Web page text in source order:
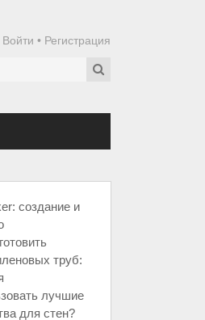
Войти • Регистрация
создание и
труб:
лучшие
для стен?